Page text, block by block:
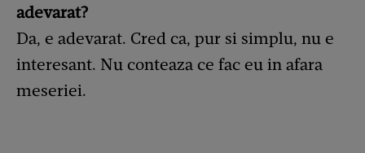
adevarat?
Da, e adevarat. Cred ca, pur si simplu, nu e
interesant. Nu conteaza ce fac eu in afara
meseriei.